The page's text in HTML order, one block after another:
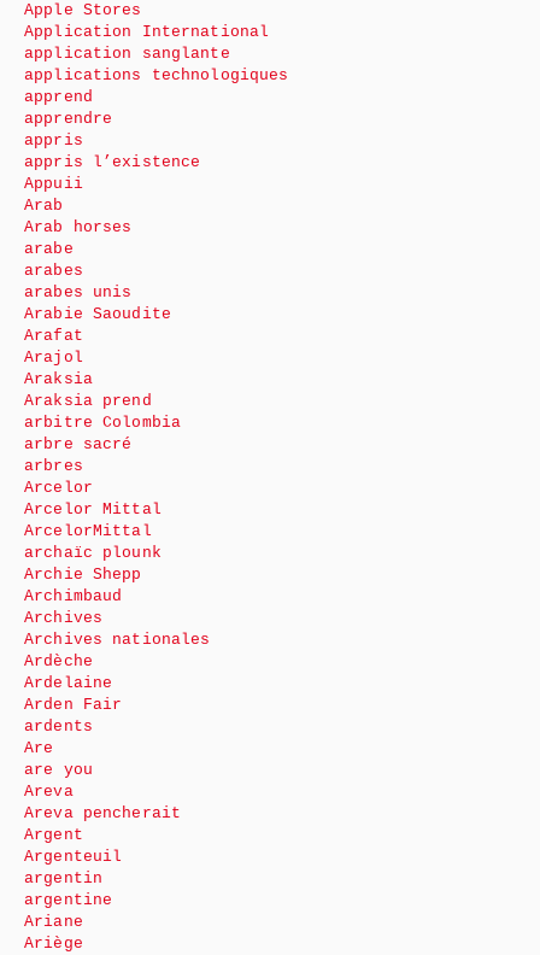
Apple Stores
Application International
application sanglante
applications technologiques
apprend
apprendre
appris
appris l’existence
Appuii
Arab
Arab horses
arabe
arabes
arabes unis
Arabie Saoudite
Arafat
Arajol
Araksia
Araksia prend
arbitre Colombia
arbre sacré
arbres
Arcelor
Arcelor Mittal
ArcelorMittal
archaïc plounk
Archie Shepp
Archimbaud
Archives
Archives nationales
Ardèche
Ardelaine
Arden Fair
ardents
Are
are you
Areva
Areva pencherait
Argent
Argenteuil
argentin
argentine
Ariane
Ariège